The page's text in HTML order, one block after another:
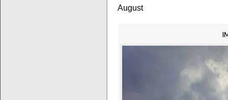
August